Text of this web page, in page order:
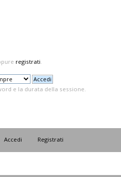
registrati.
e la durata della sessione.
Accedi Registrati